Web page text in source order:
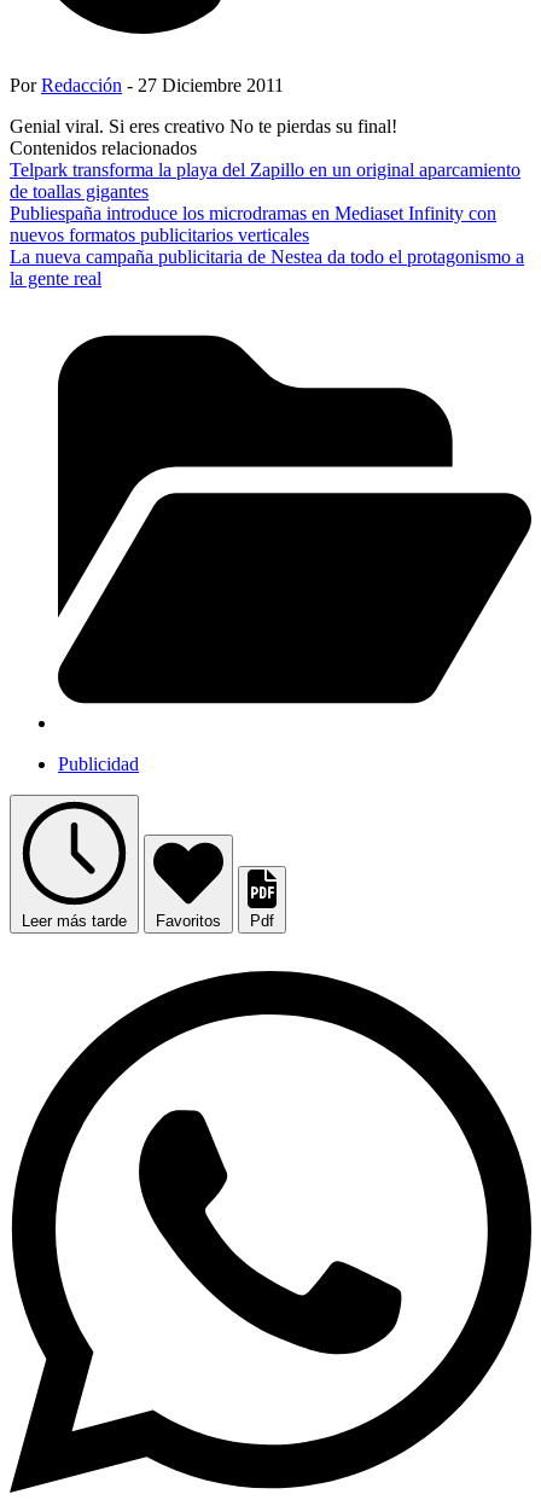
PorRedacción - 27 Diciembre 2011
Genial viral. Si eres creativo No te pierdas su final!
Contenidos relacionados
Telpark transforma la playa del Zapillo en un original aparcamiento
de toallas gigantes
Publiespaña introduce los microdramas en Mediaset Infinity con
nuevos formatos publicitarios verticales
La nueva campaña publicitaria de Nestea da todo el protagonismo a
la gente real
Publicidad
Leer más tarde Favoritos Pdf